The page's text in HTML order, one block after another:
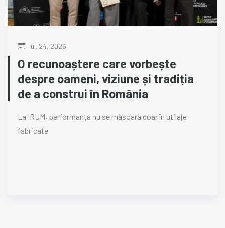
iul. 24, 2026
O recunoaștere care vorbește
despre oameni, viziune și tradiția
de a construi în România
La IRUM, performanța nu se măsoară doar în utilaje
fabricate